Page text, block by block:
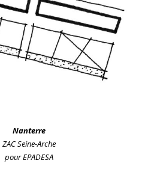
Nanterre
ZAC Seine-Arche
pour EPADESA